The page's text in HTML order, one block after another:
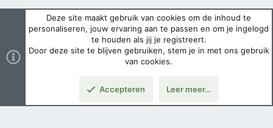
Deze site maakt gebruik van cookies om de inhoud te
personaliseren, jouw ervaring aan te passen en om je ingelogd
te houden als jij je registreert.
Door deze site te blijven gebruiken, stem je in met ons gebruik
van cookies.
Accepteren Leer meer…